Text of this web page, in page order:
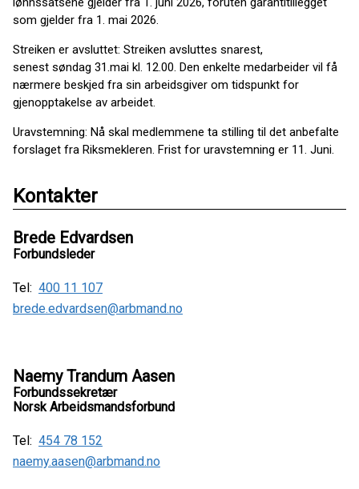
som gjelder fra 1. mai 2026.
Streiken er avsluttet: Streiken avsluttes snarest,
senest søndag 31.mai kl. 12.00. Den enkelte medarbeider vil få
nærmere beskjed fra sin arbeidsgiver om tidspunkt for
gjenopptakelse av arbeidet.
Uravstemning: Nå skal medlemmene ta stilling til det anbefalte
forslaget fra Riksmekleren. Frist for uravstemning er 11. Juni.
Kontakter
Brede Edvardsen
Forbundsleder
Tel: 400 11 107
brede.edvardsen@arbmand.no
Naemy Trandum Aasen
Forbundssekretær
Norsk Arbeidsmandsforbund
Tel: 454 78 152
naemy.aasen@arbmand.no